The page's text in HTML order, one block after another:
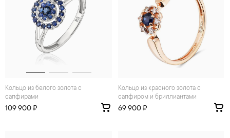
Кольцо из белого золота с
сапфирами
109 900 ₽
Кольцо из красного золота с
сапфиром и бриллиантами
69 900 ₽